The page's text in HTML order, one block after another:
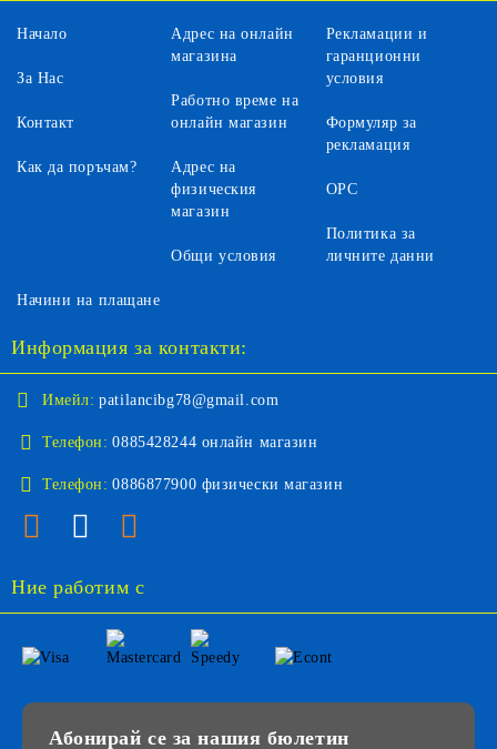
Начало
За Нас
Контакт
Как да поръчам?
Адрес на онлайн
магазина
Работно време на
онлайн магазин
Адрес на
физическия
магазин
Общи условия
Рекламации и
гаранционни
условия
Формуляр за
рекламация
ОРС
Политика за
личните данни
Начини на плащане
Информация за контакти:
Имейл: patilancibg78@gmail.com
Телефон: 0885428244 онлайн магазин
Телефон: 0886877900 физически магазин
Ние работим с
Абонирай се за нашия бюлетин